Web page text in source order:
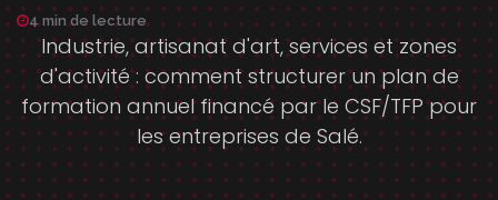
4 min de lecture
Industrie, artisanat d'art, services et zones
d'activité : comment structurer un plan de
formation annuel financé par le CSF/TFP pour
les entreprises de Salé.